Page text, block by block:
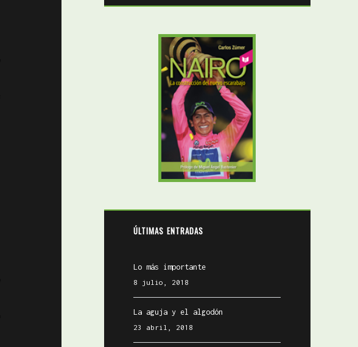
ÚLTIMAS ENTRADAS
Lo más importante
8 julio, 2018
La aguja y el algodón
23 abril, 2018